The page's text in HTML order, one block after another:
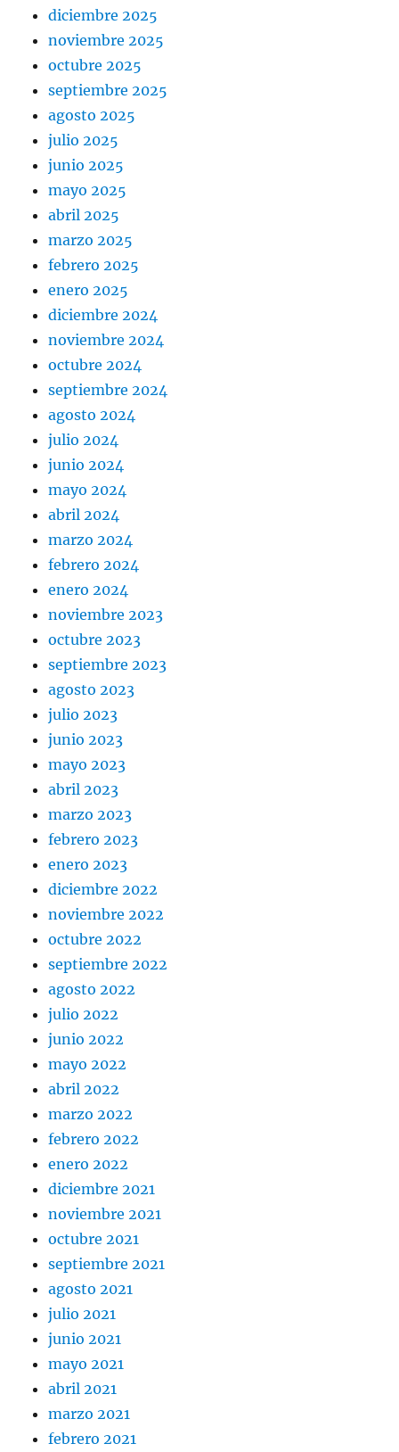
diciembre 2025
noviembre 2025
octubre 2025
septiembre 2025
agosto 2025
julio 2025
junio 2025
mayo 2025
abril 2025
marzo 2025
febrero 2025
enero 2025
diciembre 2024
noviembre 2024
octubre 2024
septiembre 2024
agosto 2024
julio 2024
junio 2024
mayo 2024
abril 2024
marzo 2024
febrero 2024
enero 2024
noviembre 2023
octubre 2023
septiembre 2023
agosto 2023
julio 2023
junio 2023
mayo 2023
abril 2023
marzo 2023
febrero 2023
enero 2023
diciembre 2022
noviembre 2022
octubre 2022
septiembre 2022
agosto 2022
julio 2022
junio 2022
mayo 2022
abril 2022
marzo 2022
febrero 2022
enero 2022
diciembre 2021
noviembre 2021
octubre 2021
septiembre 2021
agosto 2021
julio 2021
junio 2021
mayo 2021
abril 2021
marzo 2021
febrero 2021